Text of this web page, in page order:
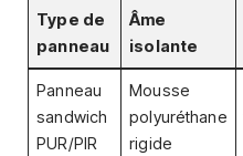
Type de
panneau
Âme
isolante
Panneau
sandwich
PUR/PIR
Mousse
polyuréthane
rigide